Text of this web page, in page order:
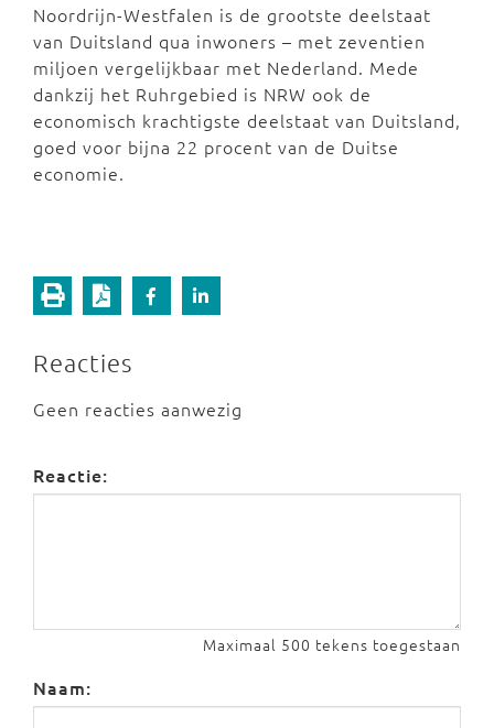
Noordrijn-Westfalen is de grootste deelstaat
van Duitsland qua inwoners – met zeventien
miljoen vergelijkbaar met Nederland. Mede
dankzij het Ruhrgebied is NRW ook de
economisch krachtigste deelstaat van Duitsland,
goed voor bijna 22 procent van de Duitse
economie.
Reacties
Geen reacties aanwezig
Reactie:
Maximaal 500 tekens toegestaan
Naam: